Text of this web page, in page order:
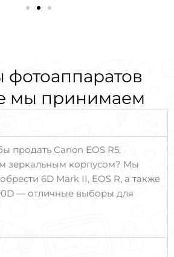
фотоаппаратов
мы принимаем
продать Canon EOS R5,
зеркальным корпусом? Мы
6D Mark II, EOS R, а также
— отличные выборы для